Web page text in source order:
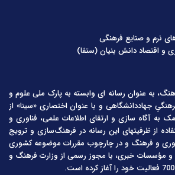
نرم و صنایع فرهنگی
و اقتصاد دانش بنیان (ستفا)
به عنوان رسانه ای وابسته به پارک ملی علوم و
جهاددانشگاهی و با عنوان اختصاری «سینا» از
به منظور کمک به آگاه سازی و ارتقای اطلاعات علمی، فناوری و
از ظرفیتهای این رسانه در فرهنگ‌سازی و ترویج
و فرهنگ و در چارچوب مقررات موضوعه کشوری
و مؤسسات خبری، با مجوز رسمی از وزارت فرهنگ و